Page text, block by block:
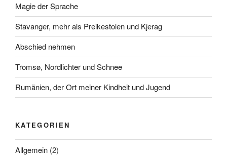
Magie der Sprache
Stavanger, mehr als Preikestolen und Kjerag
Abschied nehmen
Tromsø, Nordlichter und Schnee
Rumänien, der Ort meiner Kindheit und Jugend
KATEGORIEN
Allgemein (2)